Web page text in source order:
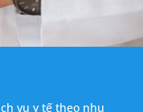
vụ y tế theo nhu